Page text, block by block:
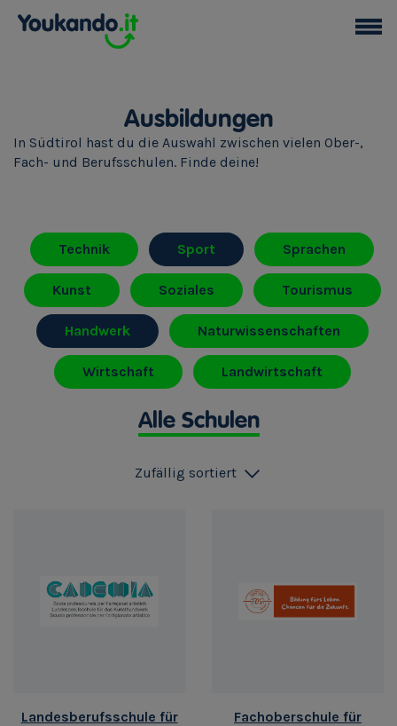
Ausbildungen
In Südtirol hast du die Auswahl zwischen vielen Ober-,
Fach- und Berufsschulen. Finde deine!
Technik Sport Sprachen
Kunst Soziales Tourismus
Handwerk Naturwissenschaften
Wirtschaft Landwirtschaft
Alle Schulen
Zufällig sortiert
Landesberufsschule für
Fachoberschule für